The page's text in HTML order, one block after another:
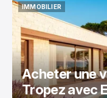
IMMOBILIER
IMMOBILIER
Acheter une
Tropez avec